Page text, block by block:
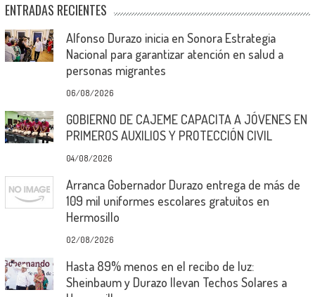
ENTRADAS RECIENTES
Alfonso Durazo inicia en Sonora Estrategia
Nacional para garantizar atención en salud a
personas migrantes
06/08/2026
GOBIERNO DE CAJEME CAPACITA A JÓVENES EN
PRIMEROS AUXILIOS Y PROTECCIÓN CIVIL
04/08/2026
Arranca Gobernador Durazo entrega de más de
109 mil uniformes escolares gratuitos en
Hermosillo
02/08/2026
Hasta 89% menos en el recibo de luz:
Sheinbaum y Durazo llevan Techos Solares a